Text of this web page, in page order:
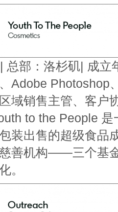
总部：洛杉矶| 成立
Adobe Photoshop
域销售主管、客户
to the People
装出售的超级食品
善机构——三个基
。